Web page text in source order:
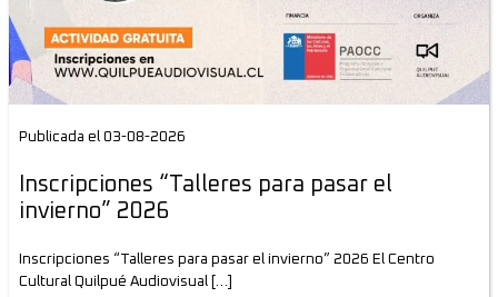
Publicada el 03-08-2026
Inscripciones “Talleres para pasar el
invierno” 2026
Inscripciones “Talleres para pasar el invierno” 2026 El Centro
Cultural Quilpué Audiovisual […]